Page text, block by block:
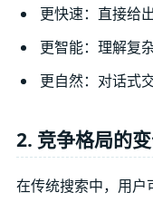
更快速：直接给
更智能：理解复
更自然：对话式
2. 竞争格局的
在传统搜索中，用户